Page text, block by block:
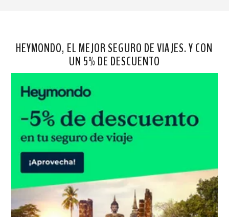
HEYMONDO, EL MEJOR SEGURO DE VIAJES. Y CON
UN 5% DE DESCUENTO